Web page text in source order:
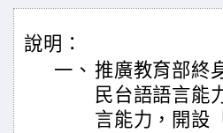
說明：
一、 推廣教育部終
民台語語言能
言能力，開設